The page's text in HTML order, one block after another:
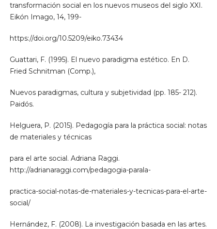
transformación social en los nuevos museos del siglo XXI.
Eikón Imago, 14, 199-
https://doi.org/10.5209/eiko.73434
Guattari, F. (1995). El nuevo paradigma estético. En D.
Fried Schnitman (Comp.),
Nuevos paradigmas, cultura y subjetividad (pp. 185- 212).
Paidós.
Helguera, P. (2015). Pedagogía para la práctica social: notas
de materiales y técnicas
para el arte social. Adriana Raggi.
http://adrianaraggi.com/pedagogia-parala-
practica-social-notas-de-materiales-y-tecnicas-para-el-arte-
social/
Hernández, F. (2008). La investigación basada en las artes.